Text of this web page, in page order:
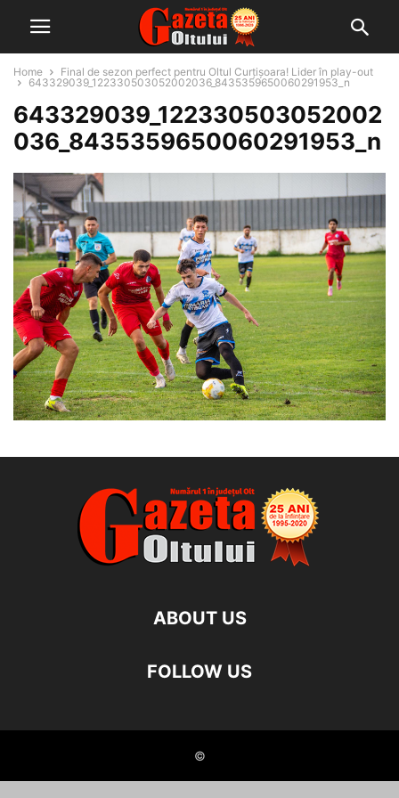
Home
Final de sezon perfect pentru Oltul Curțișoara! Lider în play-out
643329039_122330503052002036_8435359650060291953_n
643329039_122330503052002
036_8435359650060291953_n
ABOUT US
FOLLOW US
©